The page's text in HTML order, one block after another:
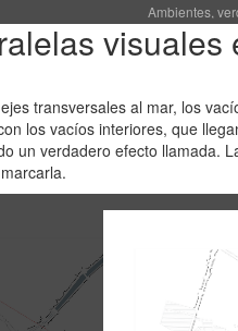
Ambientes,
visuales
transversales al mar, los
los vacíos interiores, que
un verdadero efecto llamada.